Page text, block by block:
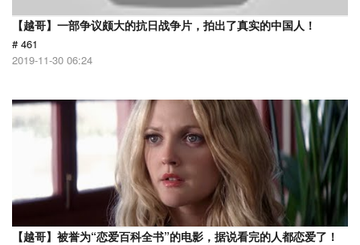
【越哥】一部争议颇大的抗日战争片，拍出了真实的中国人！
# 461
2019-11-30 06:24
【越哥】被誉为“恋爱百科全书”的电影，据说看完的人都恋爱了！